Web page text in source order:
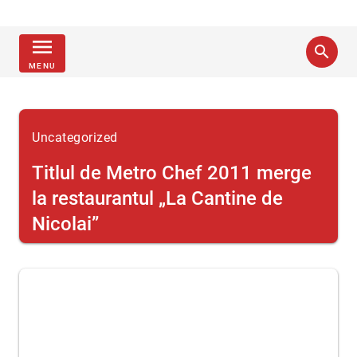
menu
MENU
search
Uncategorized
Titlul de Metro Chef 2011 merge
la restaurantul „La Cantine de
Nicolai”